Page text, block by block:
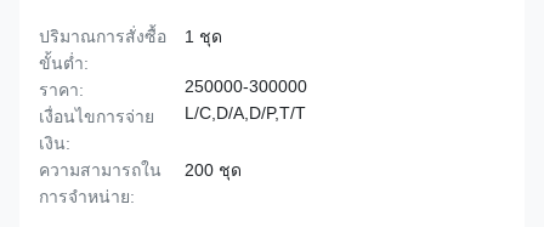
ปริมาณการสั่งซื้อ
ขั้นต่ำ:
1 ชุด
ราคา:
250000-300000
เงื่อนไขการจ่าย
เงิน:
L/C,D/A,D/P,T/T
ความสามารถใน
การจําหน่าย:
200 ชุด